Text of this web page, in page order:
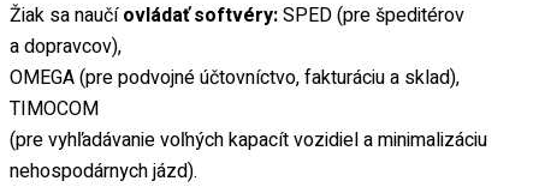
Žiak sa naučíovládať softvéry:SPED (pre špeditérov
a dopravcov),
OMEGA(pre podvojné účtovníctvo, fakturáciu a sklad),
TIMOCOM
(pre vyhľadávanie voľných kapacít vozidiel a minimalizáciu
nehospodárnych jázd).